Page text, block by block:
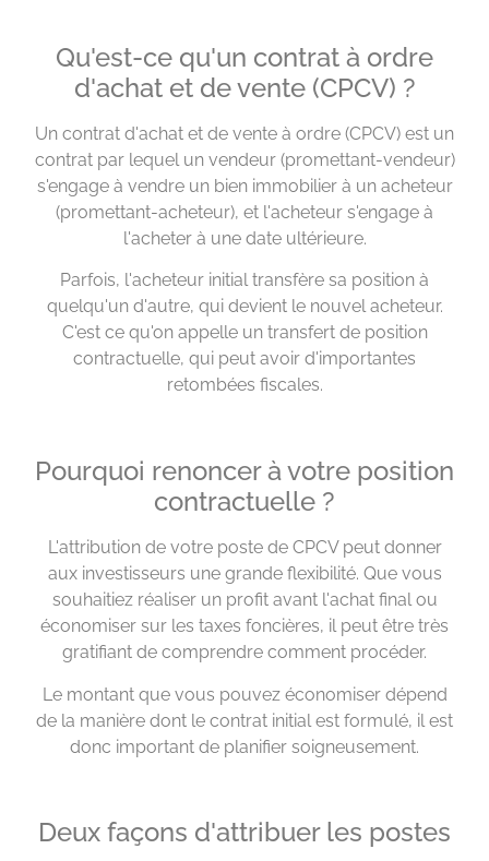
Qu'est-ce qu'un contrat à ordre
d'achat et de vente (CPCV) ?
Un contrat d'achat et de vente à ordre (CPCV) est un
contrat par lequel un vendeur (promettant-vendeur)
s'engage à vendre un bien immobilier à un acheteur
(promettant-acheteur), et l'acheteur s'engage à
l'acheter à une date ultérieure.
Parfois, l'acheteur initial transfère sa position à
quelqu'un d'autre, qui devient le nouvel acheteur.
C'est ce qu'on appelle un transfert de position
contractuelle, qui peut avoir d'importantes
retombées fiscales.
Pourquoi renoncer à votre position
contractuelle ?
L'attribution de votre poste de CPCV peut donner
aux investisseurs une grande flexibilité. Que vous
souhaitiez réaliser un profit avant l'achat final ou
économiser sur les taxes foncières, il peut être très
gratifiant de comprendre comment procéder.
Le montant que vous pouvez économiser dépend
de la manière dont le contrat initial est formulé, il est
donc important de planifier soigneusement.
Deux façons d'attribuer les postes